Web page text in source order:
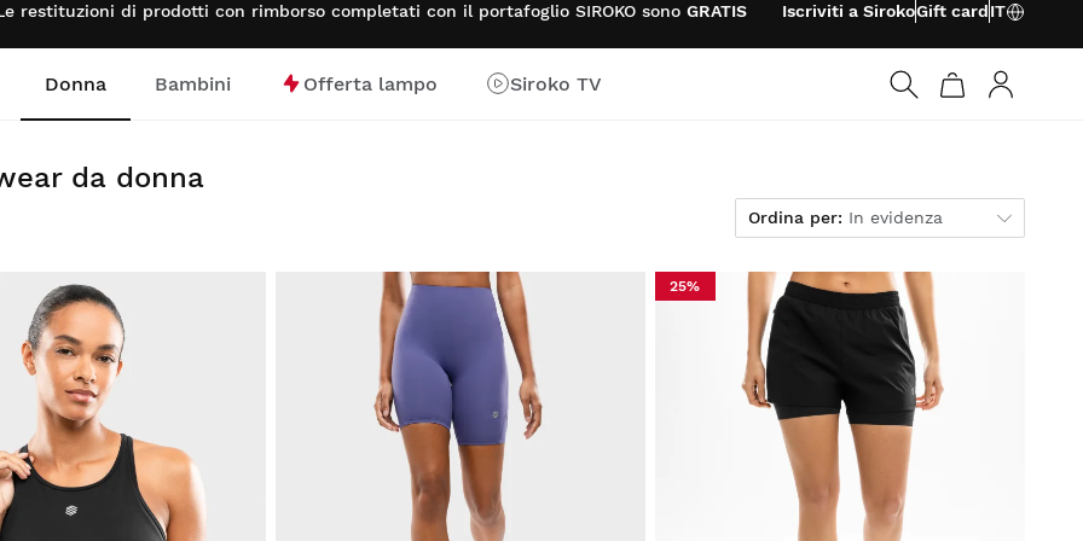
restituzioni di prodotti con rimborso completati con il portafoglio SIROKO sono GRATIS Iscriviti a SirokoGift cardIT
Donna Bambini Offerta lampo
Siroko TV
da donna
Ordina per
Ordina per: In evidenza
25%